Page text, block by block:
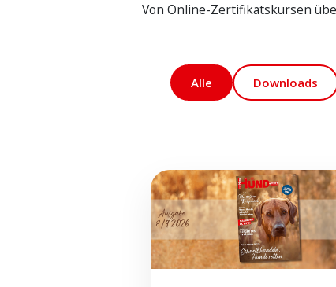
Von Online-Zertifikatskursen
Alle Downloads